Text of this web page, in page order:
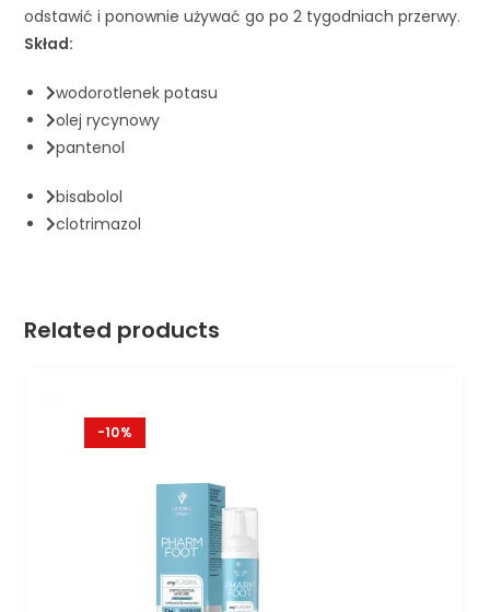
odstawić i ponownie używać go po 2 tygodniach przerwy.
Skład:
wodorotlenek potasu
olej rycynowy
pantenol
bisabolol
clotrimazol
Related products
-10%